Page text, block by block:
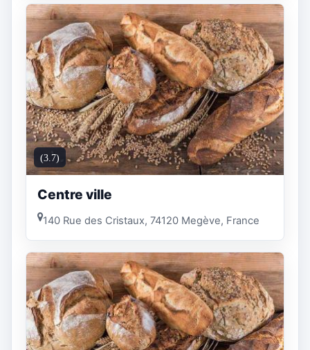
(3.7)
Centre ville
140 Rue des Cristaux, 74120 Megève, France